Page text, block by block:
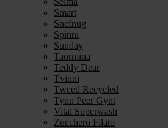
Smart
Snefnug
Spinni
Sunday
Taormina
Teddy Dear
Tvinni
Tweed Recycled
Tynn Peer Gynt
Vital Superwash
Zucchero Filato